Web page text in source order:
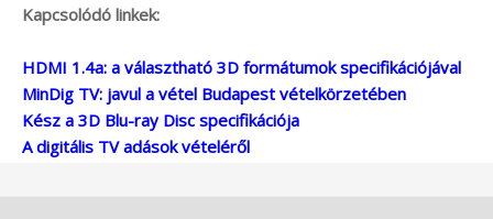
Kapcsolódó linkek:
HDMI 1.4a: a választható 3D formátumok specifikációjával
MinDig TV: javul a vétel Budapest vételkörzetében
Kész a 3D Blu-ray Disc specifikációja
A digitális TV adások vételéről